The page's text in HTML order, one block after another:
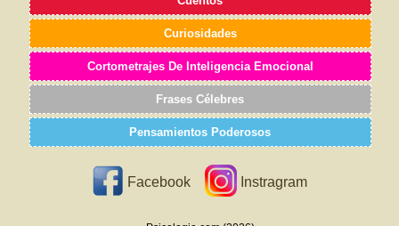
Curiosidades
Cortometrajes De Inteligencia Emocional
Frases Célebres
Pensamientos Poderosos
Facebook Instragram